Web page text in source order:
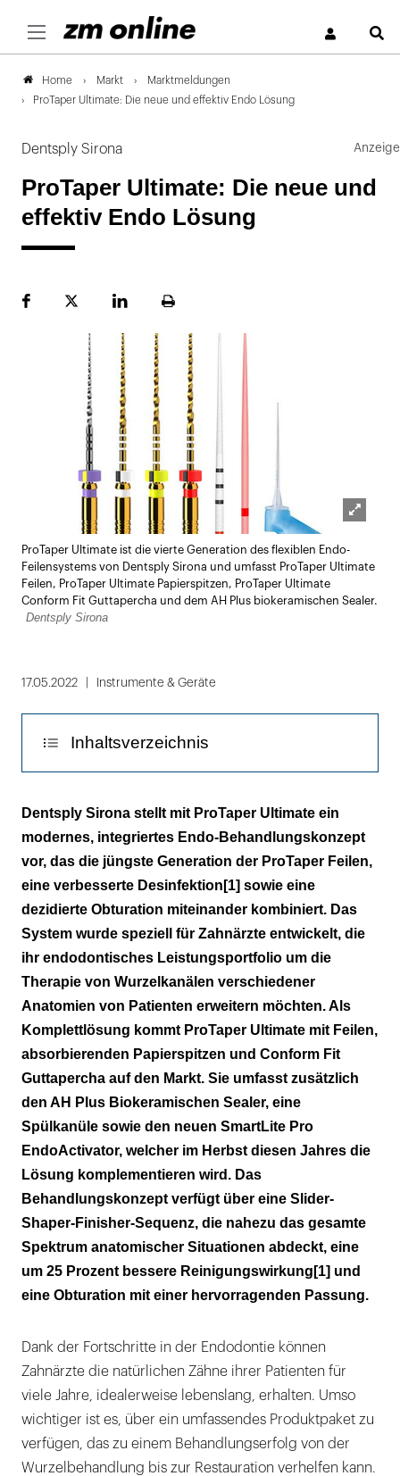
Home Markt
Marktmeldungen
ProTaper Ultimate: Die neue und effektiv Endo Lösung
Dentsply Sirona
ProTaper Ultimate: Die neue und
effektiv Endo Lösung
FacebookPlattformLinekdInSeite
öffnen
ProTaper Ultimate ist die vierte Generation des flexiblen Endo-
Feilensystems von Dentsply Sirona und umfasst ProTaper Ultimate
Feilen, ProTaper Ultimate Papierspitzen, ProTaper Ultimate
Conform Fit Guttapercha und dem AH Plus biokeramischen Sealer.
Dentsply Sirona
17.05.2022 Instrumente & Geräte
Inhaltsverzeichnis
Sichere Aufbereitung
Effiziente Reinigung
Dichte Obturation
Dentsply Sirona stellt mit ProTaper Ultimate ein
modernes, integriertes Endo-Behandlungskonzept
vor, das die jüngste Generation der ProTaper Feilen,
eine verbesserte Desinfektion[1] sowie eine
dezidierte Obturation miteinander kombiniert. Das
System wurde speziell für Zahnärzte entwickelt, die
ihr endodontisches Leistungsportfolio um die
Therapie von Wurzelkanälen verschiedener
Anatomien von Patienten erweitern möchten. Als
Komplettlösung kommt ProTaper Ultimate mit Feilen,
absorbierenden Papierspitzen und Conform Fit
Guttapercha auf den Markt. Sie umfasst zusätzlich
den AH Plus Biokeramischen Sealer, eine
Spülkanüle sowie den neuen SmartLite Pro
EndoActivator, welcher im Herbst diesen Jahres die
Lösung komplementieren wird. Das
Behandlungskonzept verfügt über eine Slider-
Shaper-Finisher-Sequenz, die nahezu das gesamte
Spektrum anatomischer Situationen abdeckt, eine
um 25 Prozent bessere Reinigungswirkung[1] und
eine Obturation mit einer hervorragenden Passung.
Dank der Fortschritte in der Endodontie können
Zahnärzte die natürlichen Zähne ihrer Patienten für
viele Jahre, idealerweise lebenslang, erhalten. Umso
wichtiger ist es, über ein umfassendes Produktpaket zu
verfügen, das zu einem Behandlungserfolg von der
Wurzelbehandlung bis zur Restauration verhelfen kann.